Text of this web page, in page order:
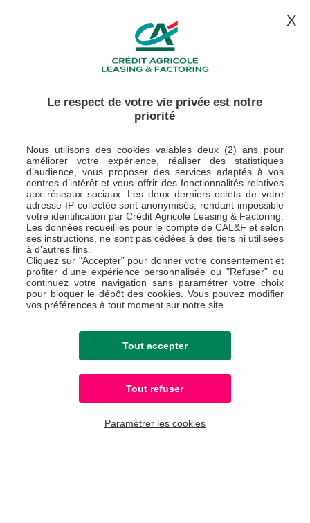
ESPACES CLIENTS
Nos marques
Crédit Agricole Leasing & Factoring propose des
financements spécialisés destinés aux entreprises,
professionnels, agriculteurs et collectivités locales. CAL&F
commercialise ses produits, services et solutions de
financements via des partenaires bancaires et non
bancaires qui en assurent la distribution.
Des marques sont dédiées aux différents métiers et
canaux de distribution.
X
Le respect de votre vie privée est notre
priorité
Nous utilisons des cookies valables deux (2) ans pour
améliorer votre expérience, réaliser des statistiques
d’audience, vous proposer des services adaptés à vos
centres d’intérêt et vous offrir des fonctionnalités relatives
aux réseaux sociaux. Les deux derniers octets de votre
adresse IP collectée sont anonymisés, rendant impossible
votre identification par Crédit Agricole Leasing & Factoring.
Les données recueillies pour le compte de CAL&F et selon
ses instructions, ne sont pas cédées à des tiers ni utilisées
à d’autres fins.
Cliquez sur "Accepter” pour donner votre consentement et
profiter d’une expérience personnalisée ou "Refuser” ou
continuez votre navigation sans paramétrer votre choix
pour bloquer le dépôt des cookies. Vous pouvez modifier
vos préférences à tout moment sur notre site.
Tout accepter
Tout refuser
Paramétrer les cookies